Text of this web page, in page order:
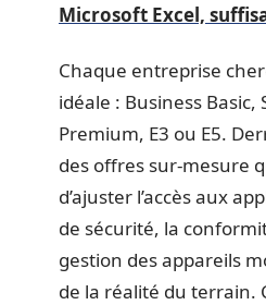
Microsoft Excel,
Chaque entreprise
idéale : Business Basic,
Premium, E3 ou E5.
des offres sur-mesure
d’ajuster l’accès aux
de sécurité, la
gestion des appareils
de la réalité du terrain.